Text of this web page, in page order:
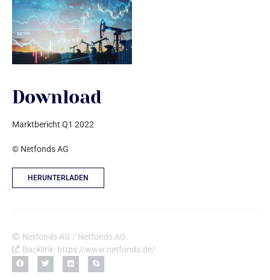
Download
Marktbericht Q1 2022
© Netfonds AG
HERUNTERLADEN
Netfonds AG / Netfonds AG
Backlink: https://www.netfonds.de/